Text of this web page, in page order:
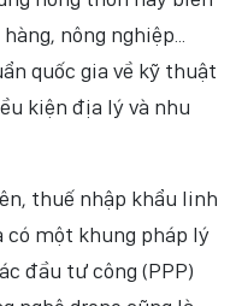
nông nghiệp...
quốc gia về kỹ thuật
kiện địa lý và nhu
thuế nhập khẩu linh
có một khung pháp lý
đầu tư công (PPP)